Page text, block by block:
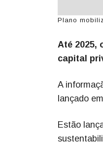
Plano
Até 2025,
capital
A
lançado
Estão